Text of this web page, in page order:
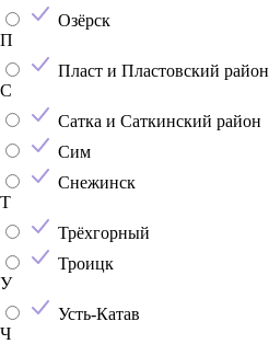
Озёрск
П
Пласт и Пластовский район
С
Сатка и Саткинский район
Сим
Снежинск
Т
Трёхгорный
Троицк
У
Усть-Катав
Ч